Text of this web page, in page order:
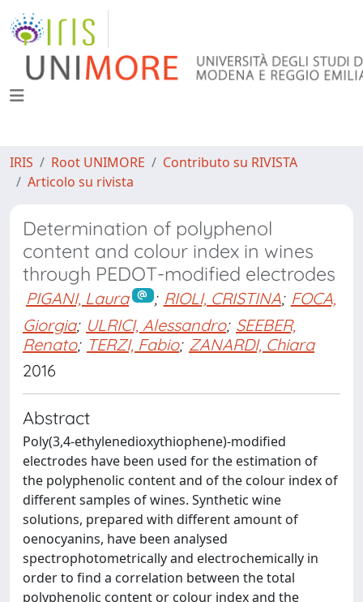
IRIS Root UNIMORE
Contributo su RIVISTA
Articolo su rivista
Determination of polyphenol
content and colour index in wines
through PEDOT-modified electrodes
PIGANI, Laura ; RIOLI, CRISTINA; FOCA,
Giorgia; ULRICI, Alessandro; SEEBER,
Renato; TERZI, Fabio; ZANARDI, Chiara
2016
Abstract
Poly(3,4-ethylenedioxythiophene)-modified
electrodes have been used for the estimation of
the polyphenolic content and of the colour index of
different samples of wines. Synthetic wine
solutions, prepared with different amount of
oenocyanins, have been analysed
spectrophotometrically and electrochemically in
order to find a correlation between the total
polyphenolic content or colour index and the